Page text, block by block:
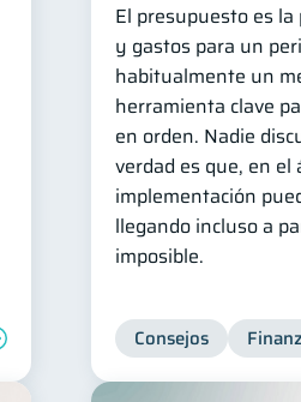
Organización Financiera
El presupuesto es
y gastos para un
habitualmente un
herramienta clave
en orden. Nadie
verdad es que, en
implementación
llegando incluso a
imposible.
Consejos